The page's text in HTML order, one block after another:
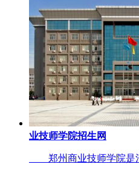
业技师学院招生网
郑州商业技师学院是